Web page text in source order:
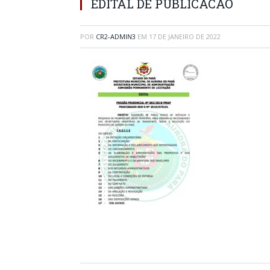
EDITAL DE PUBLICACAO
POR CR2-ADMIN3 EM 17 DE JANEIRO DE 2022